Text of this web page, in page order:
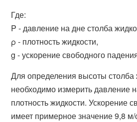
Где:
P - давление на дне столба
ρ - плотность жидкости,
g - ускорение свободного
Для определения высоты столба
необходимо измерить давление
плотность жидкости. Ускорение
имеет примерное значение 9,8 м/